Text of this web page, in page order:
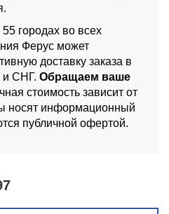
городах во всех
Ферус может
доставку заказа в
и СНГ. Обращаем ваше
стоимость зависит от
носят информационный
публичной офертой.